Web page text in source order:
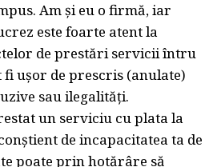
Am și eu o firmă, iar
este foarte atent la
de prestări servicii întru
ușor de prescris (anulate)
sau ilegalități.
un serviciu cu plata la
de incapacitatea ta de
poate prin hotărâre să